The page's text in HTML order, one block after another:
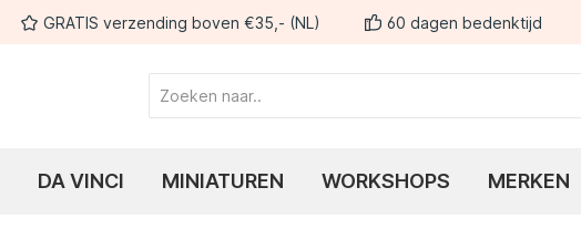
GRATIS verzending boven €35,- (NL) 60 dagen bedenktijd
DA VINCI MINIATUREN WORKSHOPS MERKEN